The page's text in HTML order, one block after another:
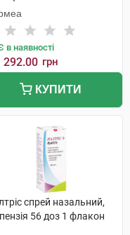
в наявності
292.00 грн
КУПИТИ
спрей назальний,
56 доз 1 флакон